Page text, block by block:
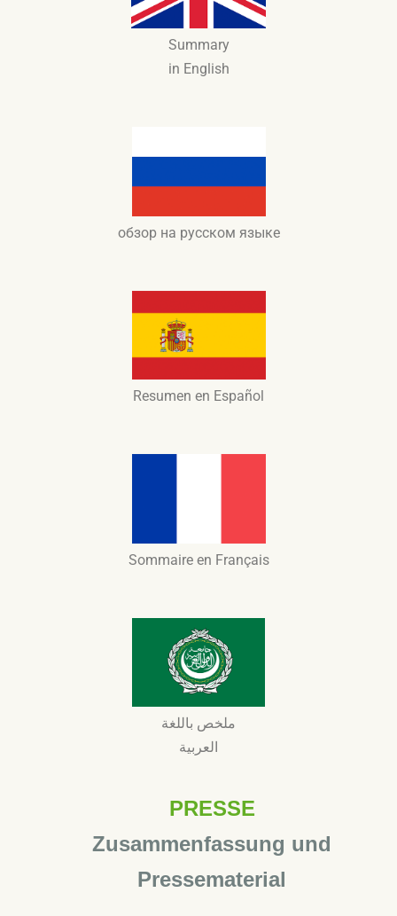
Summary
in English
обзор на русском языке
Resumen​ en Español
Sommaire en Français
ملخص باللغة
العربية
PRESSE
Zusammenfassung und
Pressematerial